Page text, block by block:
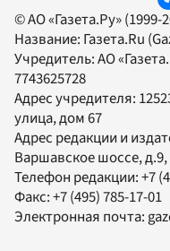
© АО «Газета.Ру»
Название: Газета.Ru
Учредитель:АО
7743625728
Адрес учредителя:
улица, дом 67
Адрес редакции и
Варшавское шоссе, д.9,
Телефон редакции:+7
Факс:+7 (495) 785-17-01
Электронная почта: